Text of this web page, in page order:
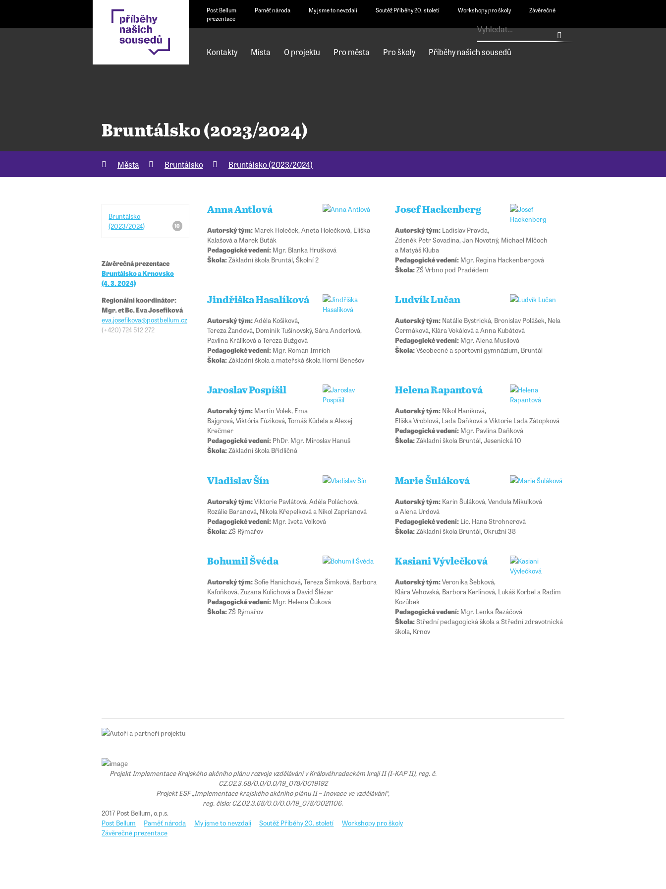
Post Bellum Paměť národa My jsme to nevzdali Soutěž Příběhy 20. století Workshopy pro školy
Závěrečné
prezentace
Kontakty Místa O projektu Pro města Pro školy Příběhy našich sousedů
Bruntálsko (2023/2024)
Města Bruntálsko Bruntálsko (2023/2024)
Bruntálsko
(2023/2024)
10
Závěrečná prezentace
Bruntálsko a Krnovsko
(4. 3. 2024)
Regionální koordinátor:
Mgr. et Bc. Eva Josefíková
eva.josefikova@​​postbellum.cz
(+420) 724 512 272
Anna Antlová
Autorský tým: Marek Holeček, Aneta Holečková, Eliška
Kalašová a Marek Buťák
Pedagogické vedení: Mgr. Blanka Hrušková
Škola:Základní škola Bruntál, Školní 2
Josef Hackenberg
Autorský tým:Ladislav Pravda,
Zdeněk Petr Sovadina, Jan Novotný, Michael Mlčoch
a Matyáš Kluba
Pedagogické vedení:Mgr. Regina Hackenbergová
Škola:ZŠ Vrbno pod Pradědem
Jindřiška Hasalíková
Autorský tým:Adéla Košiková,
Tereza Žandová, Dominik Tušínovský, Sára Anderlová,
Pavlína Králíková a Tereza Bužgová
Pedagogické vedení: Mgr. Roman Imrich
Škola:Základní škola a mateřská škola Horní Benešov
Ludvík Lučan
Autorský tým:Natálie Bystrická, Bronislav Polášek, Nela
Čermáková, Klára Vokálová a Anna Kubátová
Pedagogické vedení:Mgr. Alena Musilová
Škola:Všeobecné a sportovní gymnázium, Bruntál
Jaroslav Pospíšil
Autorský tým: Martin Volek, Ema
Bajgrová, Viktória Fúziková, Tomáš Kůdela a Alexej
Krečmer
Pedagogické vedení: PhDr. Mgr. Miroslav Hanuš
Škola:Základní škola Břidličná
Helena Rapantová
Autorský tým:Nikol Haníková,
Eliška Vroblová, Lada Daňková a Viktorie Lada Zátopková
Pedagogické vedení:Mgr. Pavlína Daňková
Škola:Základní škola Bruntál, Jesenická 10
Vladislav Šín
Autorský tým:Viktorie Pavlátová, Adéla Poláchová,
Rozálie Baranová, Nikola Křepelková a Nikol Zaprianová
Pedagogické vedení: Mgr. Iveta Volková
Škola:ZŠ Rýmařov
Marie Šuláková
Autorský tým:Karin Šuláková, Vendula Mikulková
a Alena Urdová
Pedagogické vedení:Lic. Hana Strohnerová
Škola:Základní škola Bruntál, Okružní 38
Bohumil Švéda
Autorský tým:Sofie Hanichová, Tereza Šimková, Barbora
Kafoňková, Zuzana Kulichová a David Šlézar
Pedagogické vedení: Mgr. Helena Čuková
Škola:ZŠ Rýmařov
Kasiani Vývlečková
Autorský tým:Veronika Šebková,
Klára Vehovská, Barbora Kerlinová, Lukáš Korbel a Radim
Kozůbek
Pedagogické vedení:Mgr. Lenka Řezáčová
Škola:Střední pedagogická škola a Střední zdravotnická
škola, Krnov
Projekt Implementace Krajského akčního plánu rozvoje vzdělávání v Královéhradeckém kraji II (I-KAP II), reg. č.
CZ.02.3.68/0.0/0.0/19_078/0019192
Projekt ESF „Implementace krajského akčního plánu II – Inovace ve vzdělávání“,
reg. číslo: CZ.02.3.68/0.0/0.0/19_078/0021106.
2017 Post Bellum, o.p.s.
Post Bellum
Paměť národa My jsme to nevzdali Soutěž Příběhy 20. století
Workshopy pro školy
Závěrečné prezentace